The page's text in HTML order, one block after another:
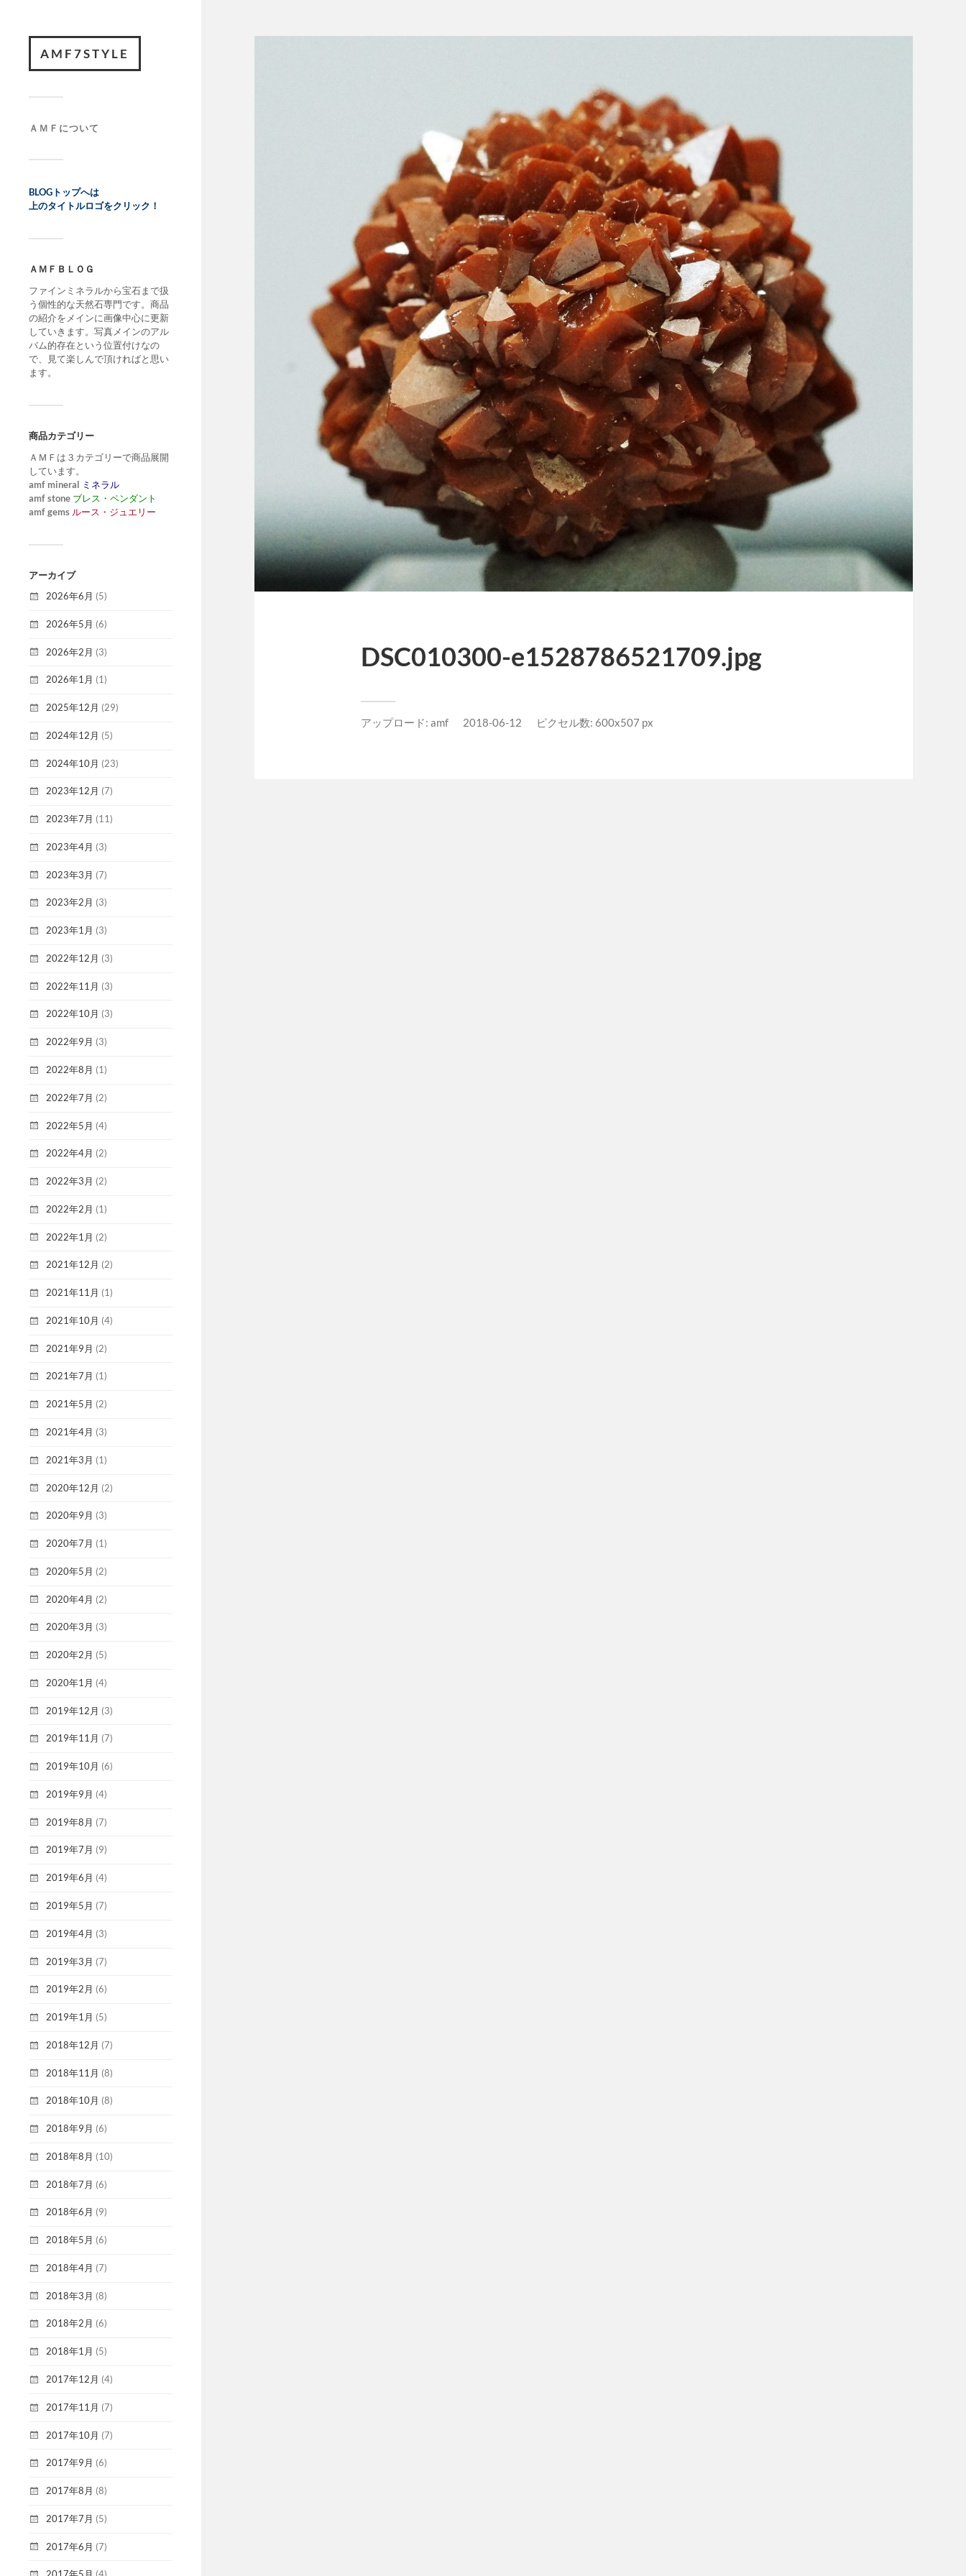
AMF7STYLE
ＡＭＦについて
BLOGトップへは
上のタイトルロゴをクリック！
ＡＭＦＢＬＯＧ
ファインミネラルから宝石まで扱
う個性的な天然石専門です。商品
の紹介をメインに画像中心に更新
していきます。写真メインのアル
バム的存在という位置付けなの
で、見て楽しんで頂ければと思い
ます。
商品カテゴリー
ＡＭＦは３カテゴリーで商品展開
しています。
amf mineral ミネラル
amf stone ブレス・ペンダント
amf gems ルース・ジュエリー
アーカイブ
2026年6月 (5)
2026年5月 (6)
2026年2月 (3)
2026年1月 (1)
2025年12月 (29)
2024年12月 (5)
2024年10月 (23)
2023年12月 (7)
2023年7月 (11)
2023年4月 (3)
2023年3月 (7)
2023年2月 (3)
2023年1月 (3)
2022年12月 (3)
2022年11月 (3)
2022年10月 (3)
2022年9月 (3)
2022年8月 (1)
2022年7月 (2)
2022年5月 (4)
2022年4月 (2)
2022年3月 (2)
2022年2月 (1)
2022年1月 (2)
2021年12月 (2)
2021年11月 (1)
2021年10月 (4)
2021年9月 (2)
2021年7月 (1)
2021年5月 (2)
2021年4月 (3)
2021年3月 (1)
2020年12月 (2)
2020年9月 (3)
2020年7月 (1)
2020年5月 (2)
2020年4月 (2)
2020年3月 (3)
2020年2月 (5)
2020年1月 (4)
2019年12月 (3)
2019年11月 (7)
2019年10月 (6)
2019年9月 (4)
2019年8月 (7)
2019年7月 (9)
2019年6月 (4)
2019年5月 (7)
2019年4月 (3)
2019年3月 (7)
2019年2月 (6)
2019年1月 (5)
2018年12月 (7)
2018年11月 (8)
2018年10月 (8)
2018年9月 (6)
2018年8月 (10)
2018年7月 (6)
2018年6月 (9)
2018年5月 (6)
2018年4月 (7)
2018年3月 (8)
2018年2月 (6)
2018年1月 (5)
2017年12月 (4)
2017年11月 (7)
2017年10月 (7)
2017年9月 (6)
2017年8月 (8)
2017年7月 (5)
2017年6月 (7)
DSC010300-e1528786521709.jpg
アップロード: amf 2018-06-12 ピクセル数: 600x507 px